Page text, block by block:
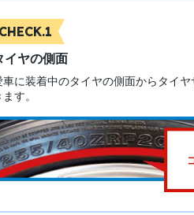
CHECK.1
イヤの側面
車に装着中のタイヤの側面からタイ
ます。